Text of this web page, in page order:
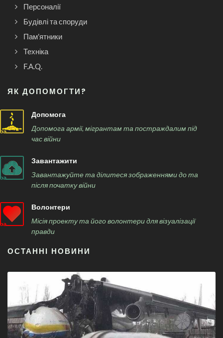
Персоналії
Будівлі та споруди
Пам'ятники
Техніка
F.A.Q.
ЯК ДОПОМОГТИ?
Допомога
Допомога армії, мігрантам та постраждалим під
час війни
Завантажити
Завантажуйте та ділитеся зображеннями до та
після початку війни
Волонтери
Місія проекту та його волонтери для візуалізації
правди
ОСТАННІ НОВИНИ